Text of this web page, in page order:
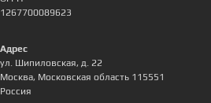
1267700089623
Адрес
ул. Шипиловская, д. 22
Москва, Московская область 115551
Россия